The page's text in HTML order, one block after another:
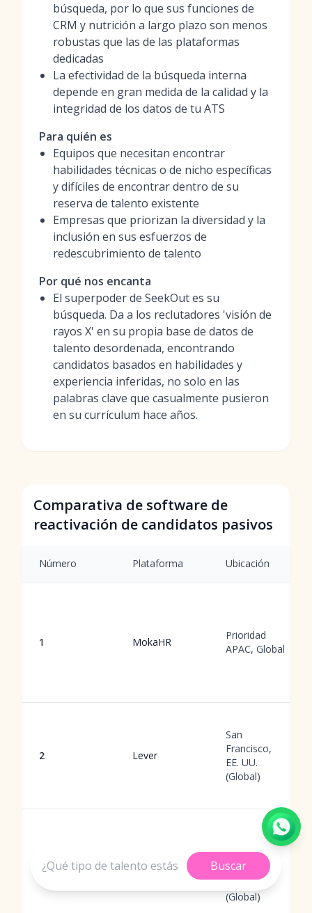
búsqueda, por lo que sus funciones de
CRM y nutrición a largo plazo son menos
robustas que las de las plataformas
dedicadas
La efectividad de la búsqueda interna
depende en gran medida de la calidad y la
integridad de los datos de tu ATS
Para quién es
Equipos que necesitan encontrar
habilidades técnicas o de nicho específicas
y difíciles de encontrar dentro de su
reserva de talento existente
Empresas que priorizan la diversidad y la
inclusión en sus esfuerzos de
redescubrimiento de talento
Por qué nos encanta
El superpoder de SeekOut es su
búsqueda. Da a los reclutadores 'visión de
rayos X' en su propia base de datos de
talento desordenada, encontrando
candidatos basados en habilidades y
experiencia inferidas, no solo en las
palabras clave que casualmente pusieron
en su currículum hace años.
Comparativa de software de
reactivación de candidatos pasivos
Número Plataforma Ubicación
1 MokaHR
Prioridad
APAC, Global
2 Lever
San
Francisco,
EE. UU.
(Global)
3
San
Francisco,
EE. UU.
(Global)
Buscar